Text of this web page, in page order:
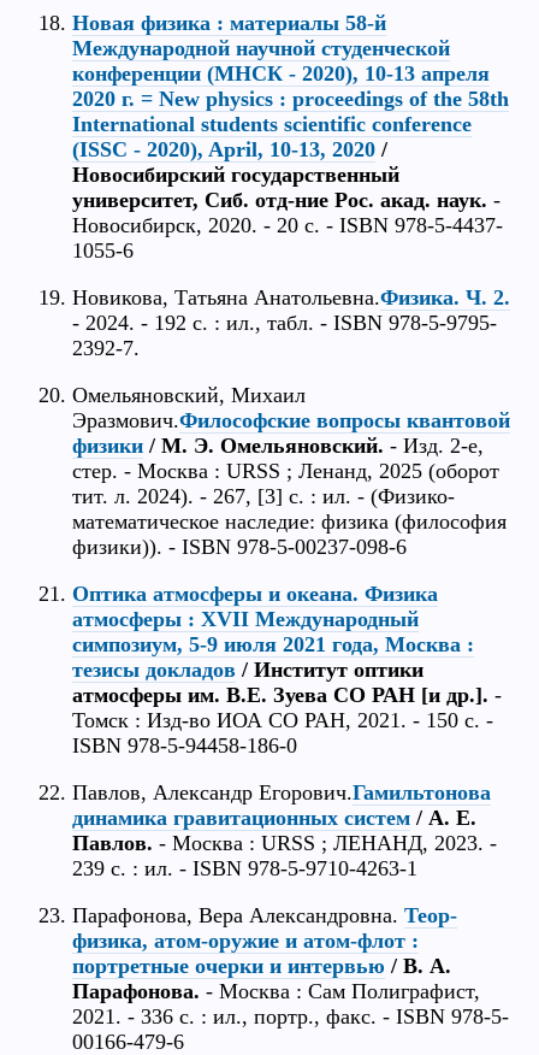
Новая физика : материалы 58-й
Международной научной студенческой
конференции (МНСК - 2020), 10-13 апреля
2020 г. = New physics : proceedings of the 58th
International students scientific conference
(ISSC - 2020), April, 10-13, 2020 /
Новосибирский государственный
университет, Сиб. отд-ние Рос. акад. наук. -
Новосибирск, 2020. - 20 c. - ISBN 978-5-4437-
1055-6
Новикова, Татьяна Анатольевна.Физика. Ч. 2.
- 2024. - 192 с. : ил., табл. - ISBN 978-5-9795-
2392-7.
Омельяновский, Михаил
Эразмович.Философские вопросы квантовой
физики / М. Э. Омельяновский. - Изд. 2-е,
стер. - Москва : URSS ; Ленанд, 2025 (оборот
тит. л. 2024). - 267, [3] с. : ил. - (Физико-
математическое наследие: физика (философия
физики)). - ISBN 978-5-00237-098-6
Оптика атмосферы и океана. Физика
атмосферы : XVII Международный
симпозиум, 5-9 июля 2021 года, Москва :
тезисы докладов / Институт оптики
атмосферы им. В.Е. Зуева СО РАН [и др.]. -
Томск : Изд-во ИОА СО РАН, 2021. - 150 с. -
ISBN 978-5-94458-186-0
Павлов, Александр Егорович.Гамильтонова
динамика гравитационных систем / А. Е.
Павлов. - Москва : URSS ; ЛЕНАНД, 2023. -
239 с. : ил. - ISBN 978-5-9710-4263-1
Парафонова, Вера Александровна. Теор-
физика, атом-оружие и атом-флот :
портретные очерки и интервью / В. А.
Парафонова. - Москва : Сам Полиграфист,
2021. - 336 с. : ил., портр., факс. - ISBN 978-5-
00166-479-6